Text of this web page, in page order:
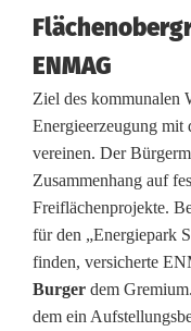
m
m
e
r
s
d
o
r
ENMAG
Ziel des kommunalen
Energieerzeugung mit
vereinen. Der
Zusammenhang auf
Freiflächenprojekte.
für den „Energiepark
finden, versicherte
Burger dem
dem ein